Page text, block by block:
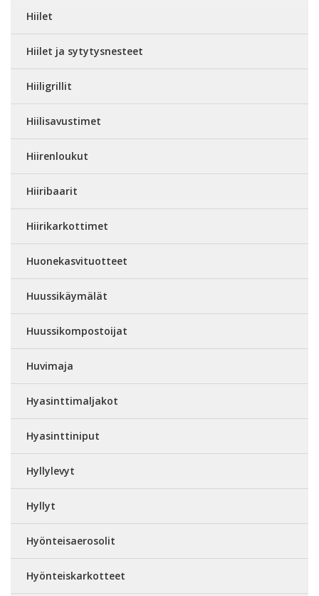
Hiilet
Hiilet ja sytytysnesteet
Hiiligrillit
Hiilisavustimet
Hiirenloukut
Hiiribaarit
Hiirikarkottimet
Huonekasvituotteet
Huussikäymälät
Huussikompostoijat
Huvimaja
Hyasinttimaljakot
Hyasinttiniput
Hyllylevyt
Hyllyt
Hyönteisaerosolit
Hyönteiskarkotteet